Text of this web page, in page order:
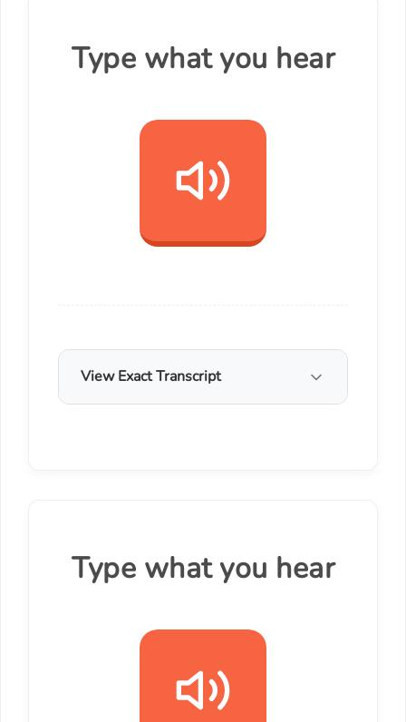
Type what you hear
View Exact Transcript
Type what you hear